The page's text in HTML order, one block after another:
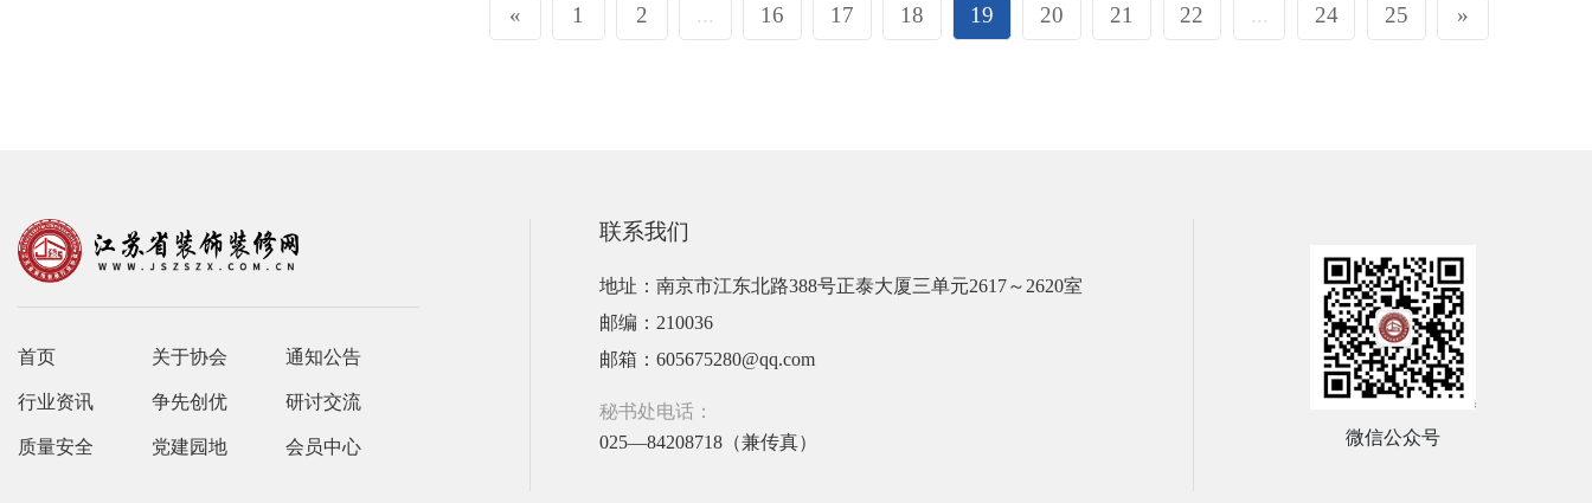
« 1 2 ... 16 17 18 19 20 21 22 ... 24 25 »
首页 关于协会 通知公告
行业资讯 争先创优 研讨交流
质量安全 党建园地 会员中心
联系我们
地址：南京市江东北路388号正泰大厦三单元2617～2620室
邮编：210036
邮箱：605675280@qq.com
秘书处电话：
025—84208718（兼传真）
微信公众号